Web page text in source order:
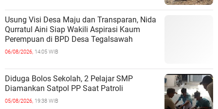
Usung Visi Desa Maju dan Transparan, Nida
Qurratul Aini Siap Wakili Aspirasi Kaum
Perempuan di BPD Desa Tegalsawah
06/08/2026, 14:05 WIB
Diduga Bolos Sekolah, 2 Pelajar SMP
Diamankan Satpol PP Saat Patroli
05/08/2026, 19:38 WIB